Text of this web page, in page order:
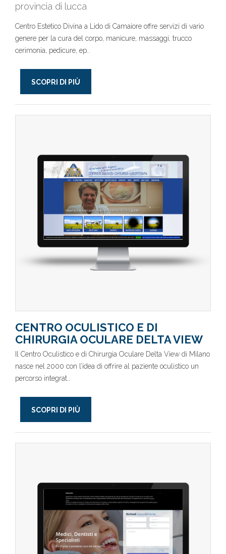
provincia di lucca
Centro Estetico Divina a Lido di Camaiore offre servizi di vario
genere per la cura del corpo, manicure, massaggi, trucco
cerimonia, pedicure, ep..
SCOPRI DI PIÙ
CENTRO OCULISTICO E DI
CHIRURGIA OCULARE DELTA VIEW
Il Centro Oculistico e di Chirurgia Oculare Delta View di Milano
nasce nel 2000 con l’idea di offrire al paziente oculistico un
percorso integrat..
SCOPRI DI PIÙ